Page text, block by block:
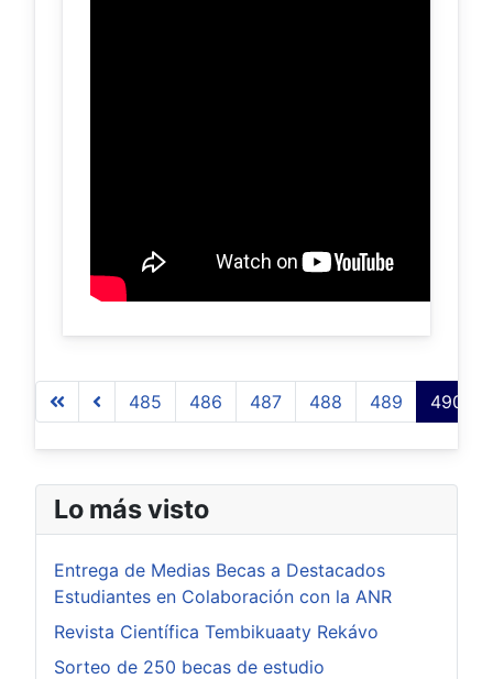
Página 490 de 509
485 486 487 488 489 490
Lo más visto
Entrega de Medias Becas a Destacados
Estudiantes en Colaboración con la ANR
Revista Científica Tembikuaaty Rekávo
Sorteo de 250 becas de estudio